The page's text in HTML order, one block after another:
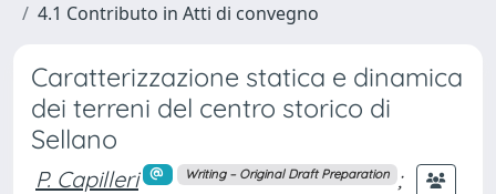
4.1 Contributo in Atti di convegno
Caratterizzazione statica e dinamica
dei terreni del centro storico di
Sellano
P. Capilleri Writing – Original Draft Preparation
;